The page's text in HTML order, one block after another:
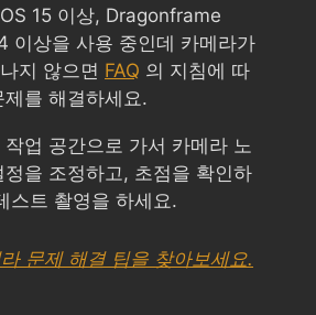
15 이상, Dragonframe
이상을 사용 중인데 카메라가
지 않으면 FAQ 의 지침에 따
제를 해결하세요.
작업 공간으로 가서 카메라 노
정을 조정하고, 초점을 확인하
스트 촬영을 하세요.
문제 해결 팁을 찾아보세요.